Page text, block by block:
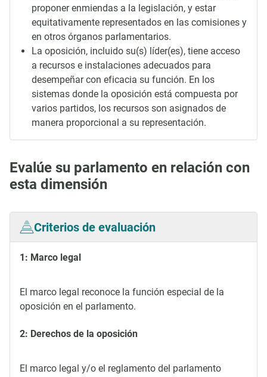
proponer enmiendas a la legislación, y estar
equitativamente representados en las comisiones y
en otros órganos parlamentarios.
La oposición, incluido su(s) líder(es), tiene acceso
a recursos e instalaciones adecuados para
desempeñar con eficacia su función. En los
sistemas donde la oposición está compuesta por
varios partidos, los recursos son asignados de
manera proporcional a su representación.
Evalúe su parlamento en relación con
esta dimensión
Criterios de evaluación
1: Marco legal
El marco legal reconoce la función especial de la
oposición en el parlamento.
2: Derechos de la oposición
El marco legal y/o el reglamento del parlamento